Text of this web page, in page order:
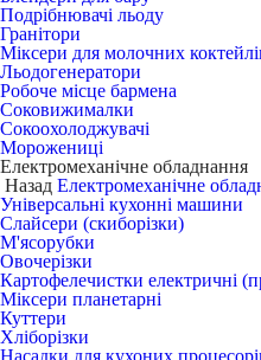
Подрібнювачі льоду
Гранітори
Міксери для молочних
Льодогенератори
Робоче місце бармена
Соковижималки
Сокоохолоджувачі
Морожениці
Електромеханічне обладнання
Назад Електромеханічне
Універсальні кухонні машини
Слайсери (скиборізки)
М'ясорубки
Овочерізки
Картофелечистки електричні
Міксери планетарні
Куттери
Хліборізки
Насадки для кухоних